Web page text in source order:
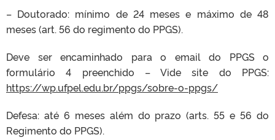
– Doutorado: mínimo de 24 meses e máximo de 48
meses (art. 56 do regimento do PPGS).
Deve ser encaminhado para o email do PPGS o
formulário 4 preenchido – Vide site do PPGS:
https://wp.ufpel.edu.br/ppgs/sobre-o-ppgs/
Defesa: até 6 meses além do prazo (arts. 55 e 56 do
Regimento do PPGS).